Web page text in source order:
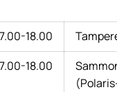
18.00
18.00